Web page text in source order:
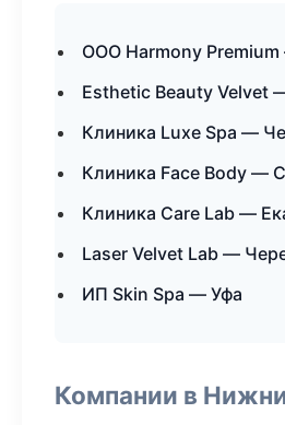
ООО Harmony
Esthetic Beauty Velvet
Клиника Luxe Spa —
Клиника Face Body —
Клиника Care Lab —
Laser Velvet Lab —
ИП Skin Spa — Уфа
Компании в